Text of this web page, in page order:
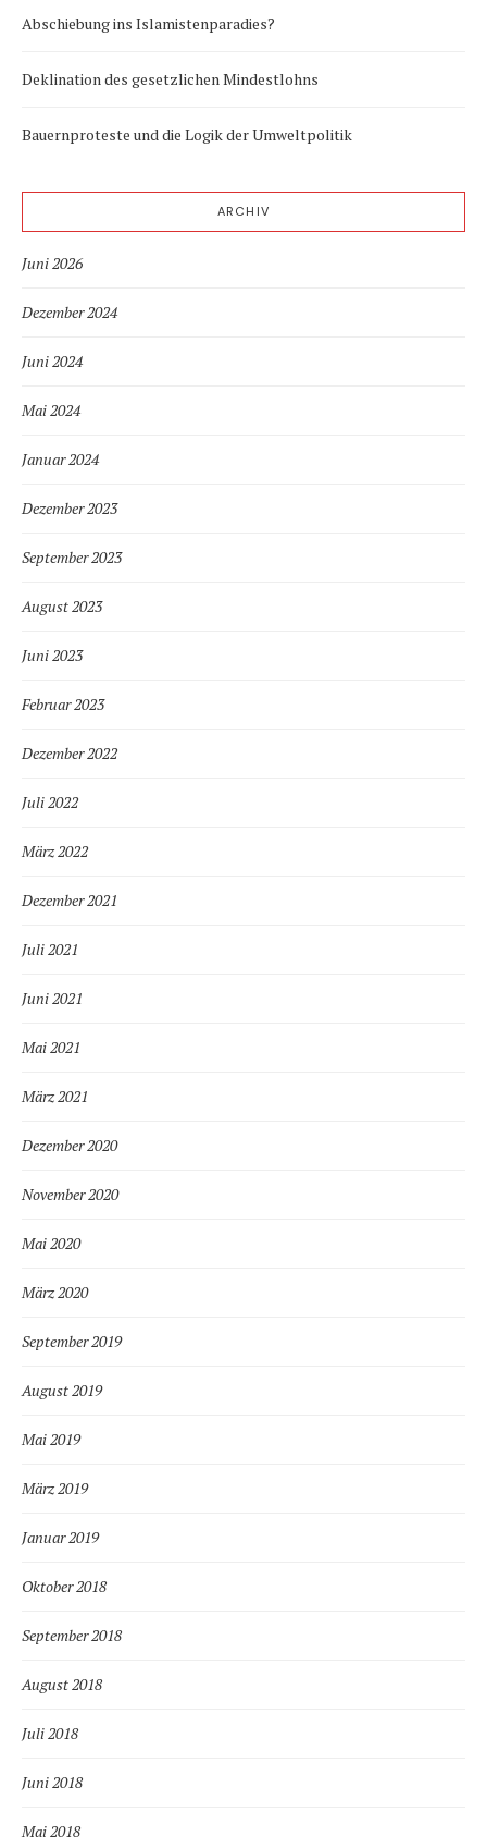
Abschiebung ins Islamistenparadies?
Deklination des gesetzlichen Mindestlohns
Bauernproteste und die Logik der Umweltpolitik
ARCHIV
Juni 2026
Dezember 2024
Juni 2024
Mai 2024
Januar 2024
Dezember 2023
September 2023
August 2023
Juni 2023
Februar 2023
Dezember 2022
Juli 2022
März 2022
Dezember 2021
Juli 2021
Juni 2021
Mai 2021
März 2021
Dezember 2020
November 2020
Mai 2020
März 2020
September 2019
August 2019
Mai 2019
März 2019
Januar 2019
Oktober 2018
September 2018
August 2018
Juli 2018
Juni 2018
Mai 2018